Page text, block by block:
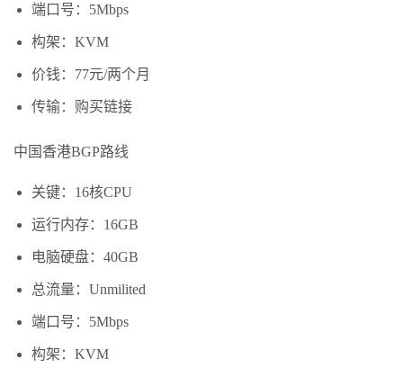
端口号：5Mbps
构架：KVM
价钱：77元/两个月
传输：购买链接
中国香港BGP路线
关键：16核CPU
运行内存：16GB
电脑硬盘：40GB
总流量：Unmilited
端口号：5Mbps
构架：KVM